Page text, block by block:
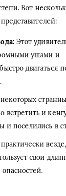
Вот
Этот
ушами и
двигаться
и
и поселились в
свои